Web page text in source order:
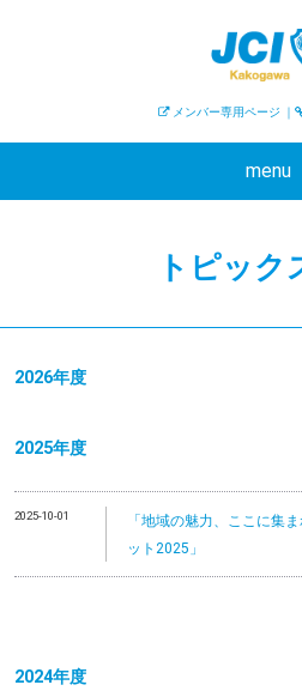
メンバー専用ページ ｜
menu
トピック
2026年度
2025年度
2025-10-01
「地域の魅力、ここに集
ット2025」
2024年度